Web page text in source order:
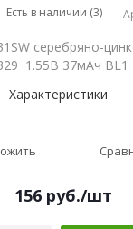
Есть в наличии (3)
серебряно-
1.55В 37мАч BL1
Характеристики
156руб./шт